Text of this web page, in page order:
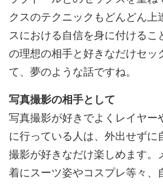
クスのテクニックもどんどん上
スにおける自信を身に付けるこ
の理想の相手と好きなだけセッ
て、夢のような話ですね。
写真撮影の相手として
写真撮影が好きでよくレイヤー
に行っている人は、外出せずに
撮影が好きなだけ楽しめます。
着にスーツ姿やコスプレ等々、